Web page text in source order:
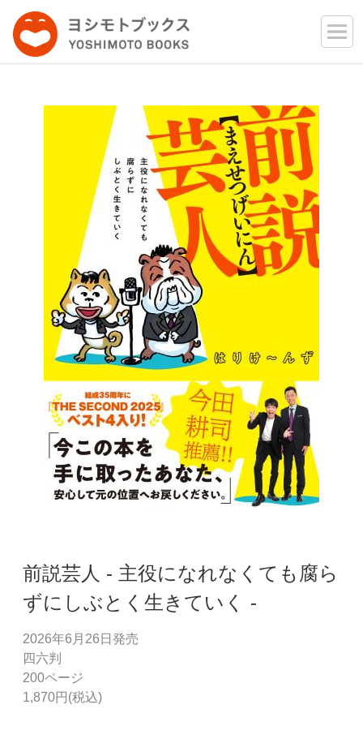
前説芸人 - 主役になれなくても腐ら
ずにしぶとく生きていく -
2026年6月26日発売
四六判
200ページ
1,870円(税込)